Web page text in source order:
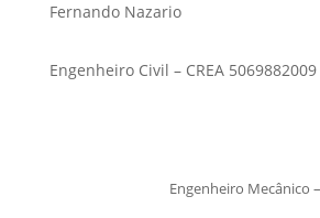
Fernando Nazario
Engenheiro Civil – CREA 5069882009
Engenheiro Mecânico